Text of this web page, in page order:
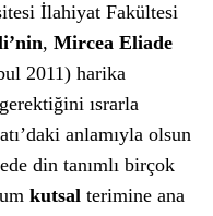
İlahiyat Fakültesi
, Mircea Eliade
2011) harika
ısrarla
anlamıyla olsun
din tanımlı birçok
kutsalterimine ana